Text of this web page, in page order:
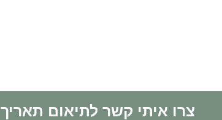
צרו איתי קשר לתיאום תאריך